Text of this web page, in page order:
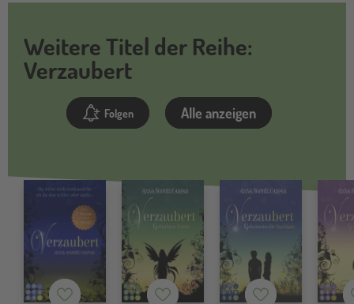
Weitere Titel der Reihe:
Verzaubert
Folgen Alle anzeigen
Merkzettel Merkzettel Merkzettel